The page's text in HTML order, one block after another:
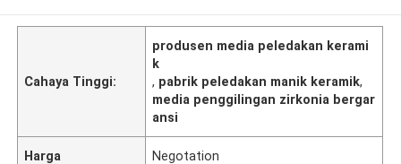
Cahaya Tinggi:
produsen media peledakan kerami
k
, pabrik peledakan manik keramik,
media penggilingan zirkonia bergar
ansi
Harga Negotation